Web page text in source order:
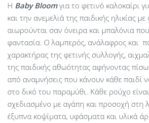
Η Baby Bloom για το φετινό καλοκαίρι
και την ανεμελιά της παιδικής ηλικίας
αιωρούνται σαν όνειρα και μπαλόνια
φαντασία. Ο λαμπερός, ανάλαφρος και
χαρακτήρας της φετινής συλλογής,
της παιδικής αθωότητας αφήνοντας
από αναμνήσεις που κάνουν κάθε παιδί
στο δικό του παραμύθι. Κάθε ρούχο
σχεδιασμένο με αγάπη και προσοχή στη
έξυπνα κοψίματα, υφάσματα και υλικά